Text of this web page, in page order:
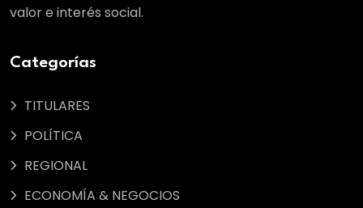
valor e interés social.
Categorías
TITULARES
POLÍTICA
REGIONAL
ECONOMÍA & NEGOCIOS